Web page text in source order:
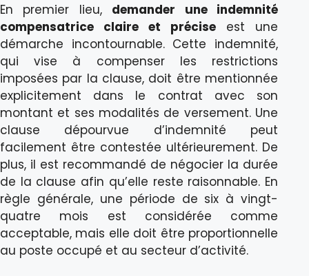
En premier lieu, demander une indemnité
compensatrice claire et précise est une
démarche incontournable. Cette indemnité,
qui vise à compenser les restrictions
imposées par la clause, doit être mentionnée
explicitement dans le contrat avec son
montant et ses modalités de versement. Une
clause dépourvue d’indemnité peut
facilement être contestée ultérieurement. De
plus, il est recommandé de négocier la durée
de la clause afin qu’elle reste raisonnable. En
règle générale, une période de six à vingt-
quatre mois est considérée comme
acceptable, mais elle doit être proportionnelle
au poste occupé et au secteur d’activité.